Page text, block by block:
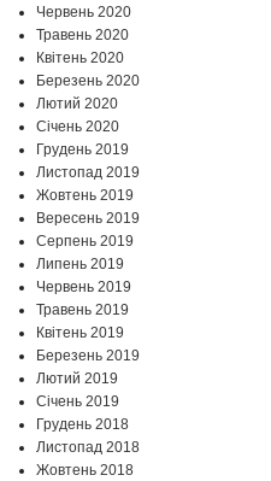
Червень 2020
Травень 2020
Квітень 2020
Березень 2020
Лютий 2020
Січень 2020
Грудень 2019
Листопад 2019
Жовтень 2019
Вересень 2019
Серпень 2019
Липень 2019
Червень 2019
Травень 2019
Квітень 2019
Березень 2019
Лютий 2019
Січень 2019
Грудень 2018
Листопад 2018
Жовтень 2018